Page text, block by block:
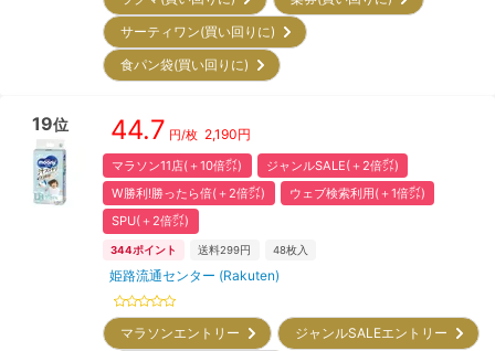
サーティワン(買い回りに)
食パン袋(買い回りに)
19位 44.7 円/枚 2,190円
マラソン11店(＋10倍㌽)
ジャンルSALE(＋2倍㌽)
W勝利!勝ったら倍(＋2倍㌽)
ウェブ検索利用(＋1倍㌽)
SPU(＋2倍㌽)
344ポイント 送料299円 48枚入
姫路流通センター (Rakuten)
マラソンエントリー
ジャンルSALEエントリー